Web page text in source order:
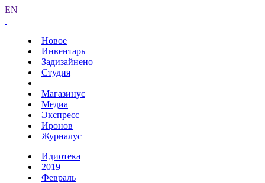
EN
Новое
Инвентарь
Задизайнено
Студия
Магазинус
Медиа
Экспресс
Иронов
Журналус
Идиотека
2019
Февраль